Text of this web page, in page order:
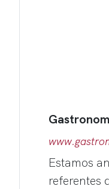
Estamos
referentes